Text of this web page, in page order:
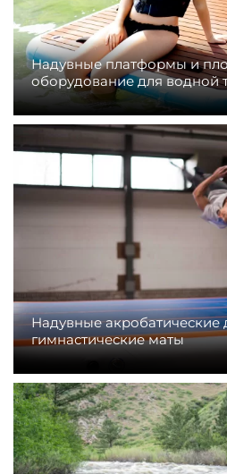
Надувные платформы и
оборудование для водной
Надувные
гимнастические маты